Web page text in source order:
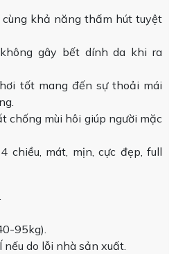
khả năng thấm hút tuyệt
gây bết dính da khi ra
tốt mang đến sự thoải mái
chống mùi hôi giúp người mặc
chiều, mát, mịn, cực đẹp, full
.
95kg).
do lỗi nhà sản xuất.